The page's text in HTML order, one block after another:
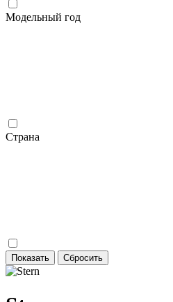
Модельный год
Страна